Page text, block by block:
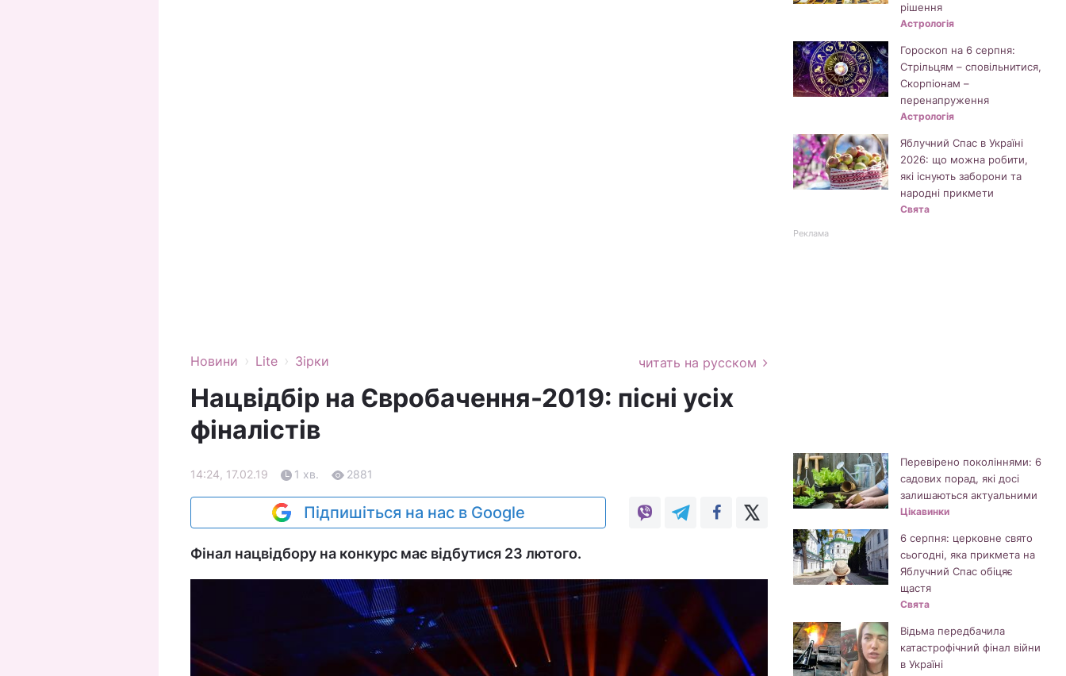
Новини › Lite › Зірки читать на русском
Нацвідбір на Євробачення-2019: пісні усіх
фіналістів
14:24, 17.02.19 1 хв. 2881
Підпишіться на нас в Google
Фінал нацвідбору на конкурс має відбутися 23 лютого.
рішення
Астрологія
Гороскоп на 6 серпня:
Стрільцям – сповільнитися,
Скорпіонам –
перенапруження
Астрологія
Яблучний Спас в Україні
2026: що можна робити,
які існують заборони та
народні прикмети
Свята
Реклама
Перевірено поколіннями: 6
садових порад, які досі
залишаються актуальними
Цікавинки
6 серпня: церковне свято
сьогодні, яка прикмета на
Яблучний Спас обіцяє
щастя
Свята
Відьма передбачила
катастрофічний фінал війни
в Україні